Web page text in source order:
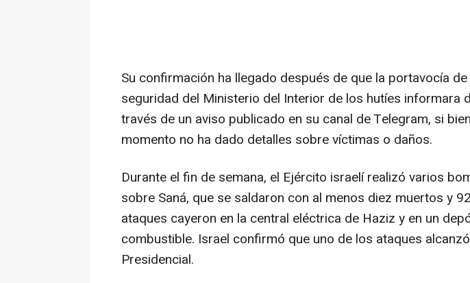
Su confirmación ha llegado después de que la portavocía
seguridad del Ministerio del Interior de los hutíes informara
través de un aviso publicado en su canal de Telegram, si
momento no ha dado detalles sobre víctimas o daños.
Durante el fin de semana, el Ejército israelí realizó varios
sobre Saná, que se saldaron con al menos diez muertos y
ataques cayeron en la central eléctrica de Haziz y en un
combustible. Israel confirmó que uno de los ataques
Presidencial.